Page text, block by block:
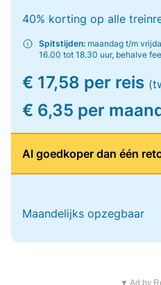
40% korting op alle
Spitstijden: maandag t/m
16.00 tot 18.30 uur, behalve
€ 17,58 per reis
€ 6,35 per
Al goedkoper dan één
Maandelijks opzegbaar
▼ Ad by